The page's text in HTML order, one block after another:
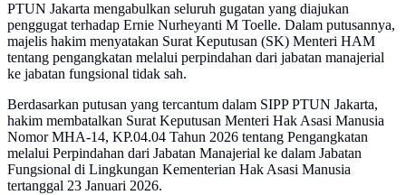
PTUN Jakarta mengabulkan seluruh gugatan yang diajukan
penggugat terhadap Ernie Nurheyanti M Toelle. Dalam putusannya,
majelis hakim menyatakan Surat Keputusan (SK) Menteri HAM
tentang pengangkatan melalui perpindahan dari jabatan manajerial
ke jabatan fungsional tidak sah.
Berdasarkan putusan yang tercantum dalam SIPP PTUN Jakarta,
hakim membatalkan Surat Keputusan Menteri Hak Asasi Manusia
Nomor MHA-14, KP.04.04 Tahun 2026 tentang Pengangkatan
melalui Perpindahan dari Jabatan Manajerial ke dalam Jabatan
Fungsional di Lingkungan Kementerian Hak Asasi Manusia
tertanggal 23 Januari 2026.